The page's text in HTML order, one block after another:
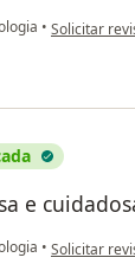
• na opinião
Solicitar
e
• na opinião
Solicitar